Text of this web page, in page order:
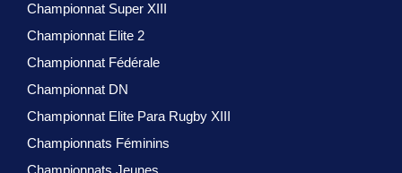
Championnat Super XIII
Championnat Elite 2
Championnat Fédérale
Championnat DN
Championnat Elite Para Rugby XIII
Championnats Féminins